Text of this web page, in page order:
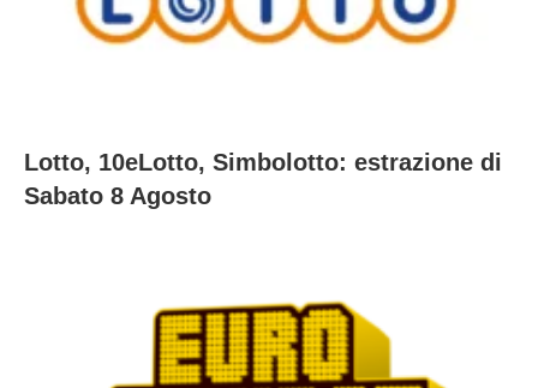
Lotto, 10eLotto, Simbolotto: estrazione di
Sabato 8 Agosto